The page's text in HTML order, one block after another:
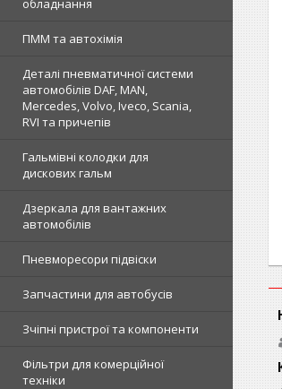
обладнання
ПММ та автохімія
Деталі пневматичної системи
автомобілів DAF, MAN,
Mercedes, Volvo, Iveco, Scania,
RVI та причепів
Гальмівні колодки для
дискових гальм
Дзеркала для вантажних
автомобілів
Пневморесори підвіски
Запчастини для автобусів
Зчіпні пристрої та компоненти
Фільтри для комерційної
техніки